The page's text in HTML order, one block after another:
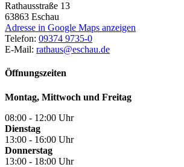
Rathausstraße 13
63863 Eschau
Adresse in Google Maps anzeigen
Telefon: 09374 9735-0
E-Mail: rathaus@eschau.de
Öffnungszeiten
Montag, Mittwoch und Freitag
08:00 - 12:00 Uhr
Dienstag
13:00 - 16:00 Uhr
Donnerstag
13:00 - 18:00 Uhr